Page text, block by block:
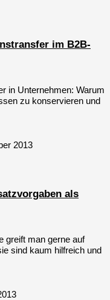
im B2B-
in Unternehmen: Warum
zu konservieren und
2013
als
greift man gerne auf
sind kaum hilfreich und